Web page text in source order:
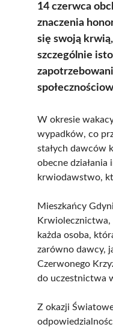
14 czerwca
znaczenia
się swoją
szczególnie
W okresie
wypadków, co
stałych dawców
obecne
krwiodawstwo,
Mieszkańcy
Krwiolecznictwa,
każda osoba,
zarówno dawcy,
Czerwonego
do uczestnictwa
Z okazji